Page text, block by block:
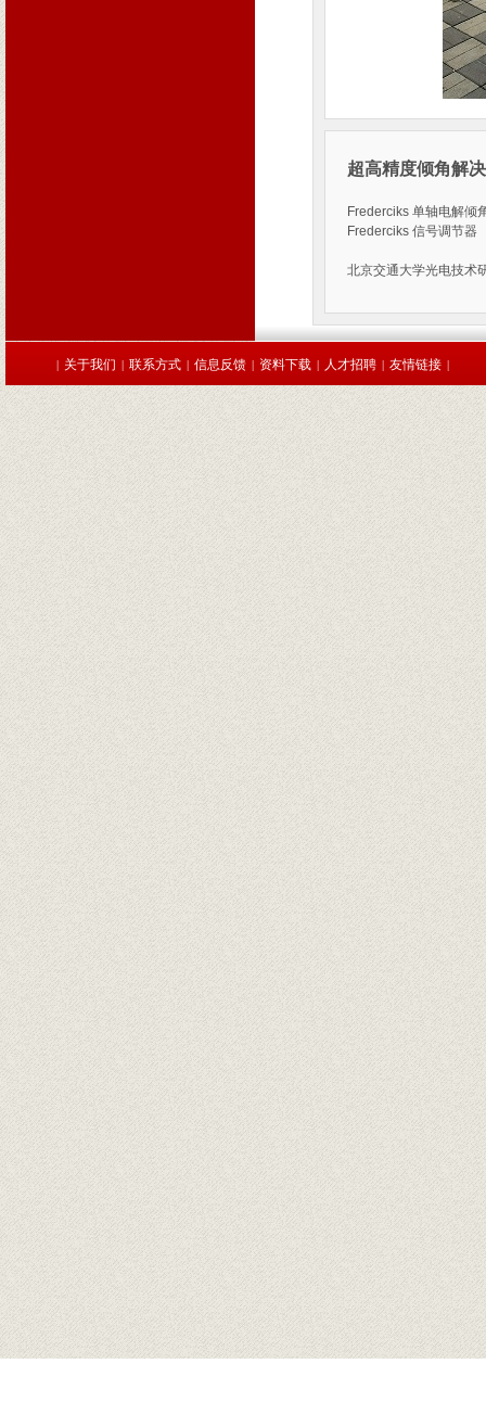
超高精度倾角解
Frederciks 单轴电解倾
Frederciks 信号调节器
北京交通大学光电技术
| 关于我们 | 联系方式 | 信息反馈 | 资料下载 | 人才招聘 | 友情链接 |